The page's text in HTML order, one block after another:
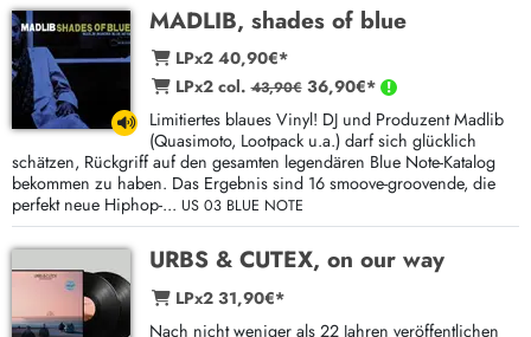
MADLIB, shades of blue
LPx2 40,90€*
LPx2 col.43,90€36,90€*
Limitiertes blaues Vinyl! DJ und Produzent Madlib
(Quasimoto, Lootpack u.a.) darf sich glücklich
schätzen, Rückgriff auf den gesamten legendären Blue Note-Katalog
bekommen zu haben. Das Ergebnis sind 16 smoove-groovende, die
perfekt neue Hiphop-... US 03 BLUE NOTE
URBS & CUTEX, on our way
LPx2 31,90€*
Nach nicht weniger als 22 Jahren veröffentlichen